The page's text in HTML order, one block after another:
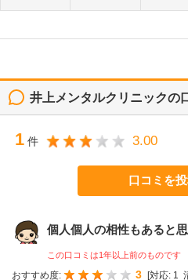
井上メンタルクリニックの
1 件 3.00
口コミを
個人個人の相性もあると
この口コミは1年以上前のものです
おすすめ度: 3 [対応: 1